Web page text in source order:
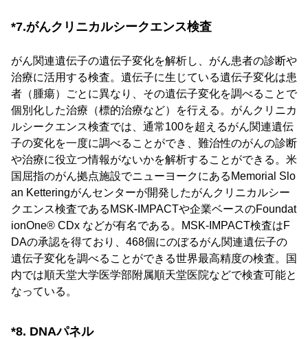
*7.がんクリニカルシークエンス検査
がん関連遺伝子の遺伝子変化を解析し、がん患者の診断や
治療に活用する検査。遺伝子に生じている遺伝子変化は患
者（腫瘍）ごとに異なり、その遺伝子変化を調べることで
個別化した治療（標的治療など）を行える。がんクリニカ
ルシークエンス検査では、通常100を超えるがん関連遺伝
子の変化を一度に調べることができ、難治性のがんの診断
や治療に役立つ情報がないかを解析することができる。米
国屈指のがん拠点施設でニューヨークにあるMemorial Slo
an Ketteringがんセンターが開発したがんクリニカルシー
クエンス検査であるMSK-IMPACTや企業ベースのFoundat
ionOne® CDx などが有名である。MSK-IMPACT検査はF
DAの承認を得ており、468個にのぼるがん関連遺伝子の
遺伝子変化を調べることができる世界最高精度の検査。国
内では順天堂大学医学部附属順天堂医院などで検査可能と
なっている。
*8. DNAパネル